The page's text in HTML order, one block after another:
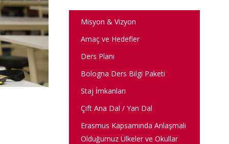
Misyon & Vizyon
Amaç ve Hedefler
Ders Planı
Bologna Ders Bilgi Paketi
Staj İmkanları
Çift Ana Dal / Yan Dal
Erasmus Kapsamında Anlaşmalı
Olduğumuz Ülkeler ve Okullar